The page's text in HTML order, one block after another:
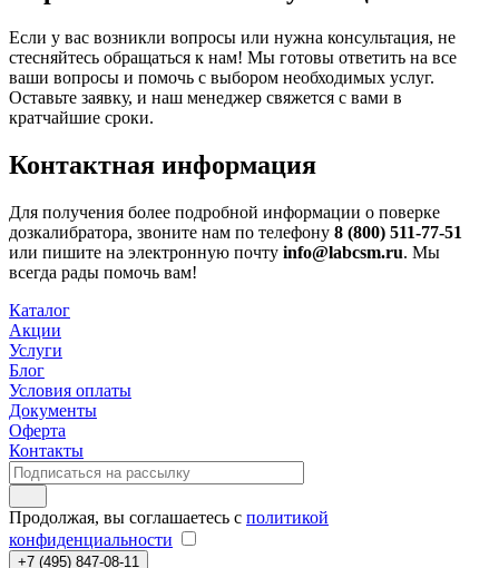
Если у вас возникли вопросы или нужна консультация, не
стесняйтесь обращаться к нам! Мы готовы ответить на все
ваши вопросы и помочь с выбором необходимых услуг.
Оставьте заявку, и наш менеджер свяжется с вами в
кратчайшие сроки.
Контактная информация
Для получения более подробной информации о поверке
дозкалибратора, звоните нам по телефону 8 (800) 511-77-51
или пишите на электронную почту info@labcsm.ru. Мы
всегда рады помочь вам!
Каталог
Акции
Услуги
Блог
Условия оплаты
Документы
Оферта
Контакты
Продолжая, вы соглашаетесь с политикой
конфиденциальности
+7 (495) 847-08-11